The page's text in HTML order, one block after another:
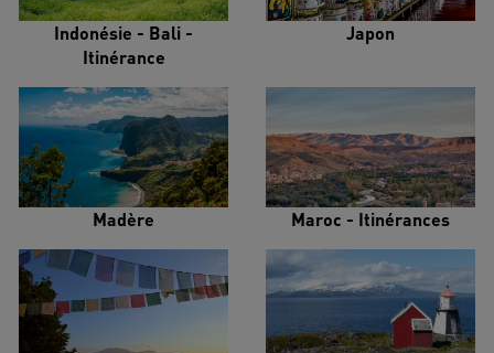
Indonésie - Bali -
Itinérance
Japon
Madère Maroc - Itinérances